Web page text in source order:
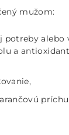
mužom:
potreby alebo
a